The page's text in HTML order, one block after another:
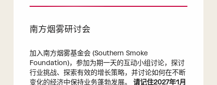
南方烟雾研讨会
加入南方烟雾基金会 (Southern Smoke
Foundation)，参加为期一天的互动小组讨论，探讨
行业挑战、探索有效的增长策略，并讨论如何在不断
变化的经济中保持业务蓬勃发展。 请记住2027年1月